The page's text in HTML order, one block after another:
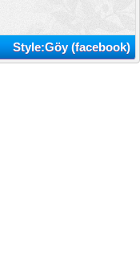
Style:Göy (facebook)